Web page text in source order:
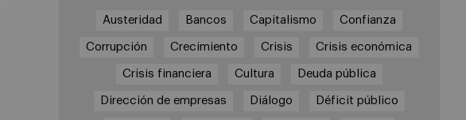
Austeridad Bancos Capitalismo Confianza
Corrupción Crecimiento Crisis Crisis económica
Crisis financiera Cultura Deuda pública
Dirección de empresas Diálogo Déficit público